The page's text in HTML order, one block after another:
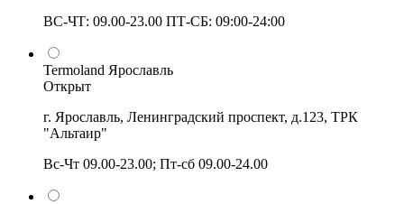
ВС-ЧТ: 09.00-23.00 ПТ-СБ: 09:00-24:00
Termoland Ярославль
Открыт
г. Ярославль, Ленинградский проспект, д.123, ТРК
"Альтаир"
Вс-Чт 09.00-23.00; Пт-сб 09.00-24.00